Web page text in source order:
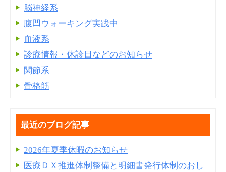
脳神経系
腹凹ウォーキング実践中
血液系
診療情報・休診日などのお知らせ
関節系
骨格筋
最近のブログ記事
2026年夏季休暇のお知らせ
医療ＤＸ推進体制整備と明細書発⾏体制のおし